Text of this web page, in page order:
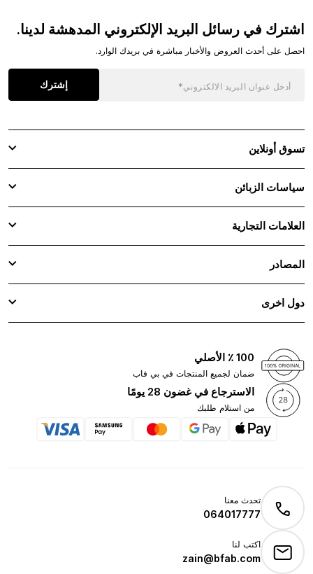
اشترك في رسائل البريد الإلكتروني المدهشة لدينا.
احصل على أحدث العروض والأخبار مباشرة في بريدك الوارد.
إشترك
تسوق أونلاين
سياسات الزبائن
العلامات التجارية
المصادر
دول اخرى
100 ٪ الأصلي
ضمان لجميع المنتجات في بي فاب
الاسترجاع في غضون 28 يومًا
من استلام طلبك
تحدث معنا
064017777
اكتب لنا
zain@bfab.com